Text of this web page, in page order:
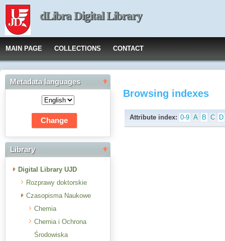
dLibra Digital Library
MAIN PAGE COLLECTIONS CONTACT
Metadata languages
Library
Digital Library UJD
Rozprawy doktorskie
Czasopisma Naukowe
Chemia
Chemia i Ochrona
Środowiska
Browsing indexes
Attribute index: 0-9 A B C D